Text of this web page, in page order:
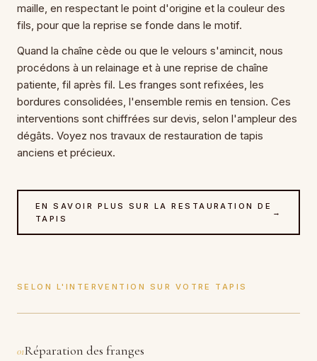
maille, en respectant le point d'origine et la couleur des
fils, pour que la reprise se fonde dans le motif.
Quand la chaîne cède ou que le velours s'amincit, nous
procédons à un relainage et à une reprise de chaîne
patiente, fil après fil. Les franges sont refixées, les
bordures consolidées, l'ensemble remis en tension. Ces
interventions sont chiffrées sur devis, selon l'ampleur des
dégâts. Voyez nos travaux de restauration de tapis
anciens et précieux.
EN SAVOIR PLUS SUR LA RESTAURATION DE
TAPIS
→
SELON L'INTERVENTION SUR VOTRE TAPIS
01Réparation des franges